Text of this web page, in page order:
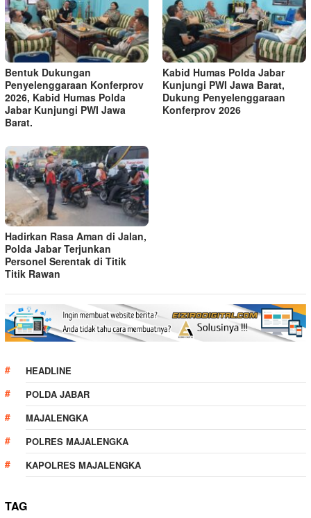
Bentuk Dukungan
Penyelenggaraan Konferprov
2026, Kabid Humas Polda
Jabar Kunjungi PWI Jawa
Barat.
Kabid Humas Polda Jabar
Kunjungi PWI Jawa Barat,
Dukung Penyelenggaraan
Konferprov 2026
Hadirkan Rasa Aman di Jalan,
Polda Jabar Terjunkan
Personel Serentak di Titik
Titik Rawan
HEADLINE
POLDA JABAR
MAJALENGKA
POLRES MAJALENGKA
KAPOLRES MAJALENGKA
TAG